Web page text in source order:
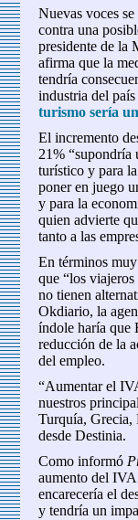
Nuevas voces
contra una
presidente de la
afirma que la
tendría
industria del país
turismo sería
El incremento
21% “supondría
turístico y para
poner en juego
y para la
quien advierte
tanto a las
En términos
que “los
no tienen
Okdiario, la
índole haría que
reducción de la
del empleo.
“Aumentar el
nuestros
Turquía, Grecia,
desde Destinia.
Como informó
aumento del
encarecería el
y tendría un